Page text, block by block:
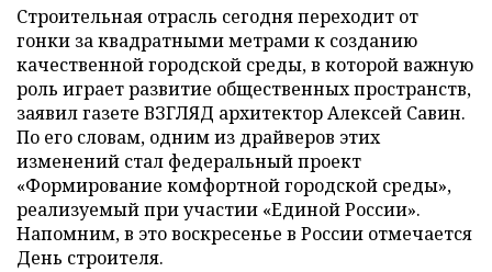
Строительная отрасль сегодня переходит от
гонки за квадратными метрами к созданию
качественной городской среды, в которой важную
роль играет развитие общественных пространств,
заявил газете ВЗГЛЯД архитектор Алексей Савин.
По его словам, одним из драйверов этих
изменений стал федеральный проект
«Формирование комфортной городской среды»,
реализуемый при участии «Единой России».
Напомним, в это воскресенье в России отмечается
День строителя.